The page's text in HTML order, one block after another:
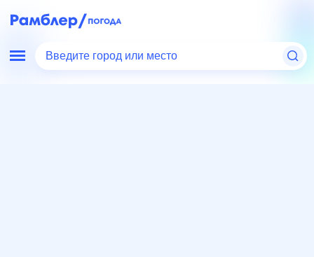
Введите город или место